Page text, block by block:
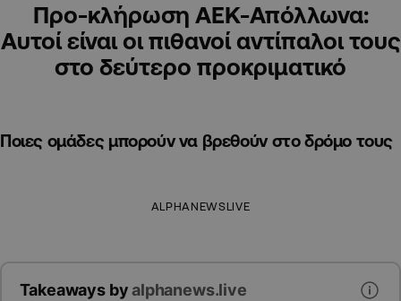
Προ-κλήρωση AEK-Απόλλωνα:
Αυτοί είναι οι πιθανοί αντίπαλοι τους
στο δεύτερο προκριματικό
Ποιες ομάδες μπορούν να βρεθούν στο δρόμο τους
ALPHANEWSLIVE
Takeaways byalphanews.live